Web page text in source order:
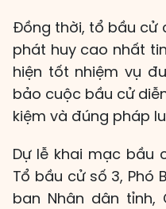
Đồng thời, tổ bầu cử
phát huy cao nhất
hiện tốt nhiệm vụ
bảo cuộc bầu cử
kiệm và đúng pháp
Dự lễ khai mạc bầu
Tổ bầu cử số 3, Phó
ban Nhân dân tỉnh,